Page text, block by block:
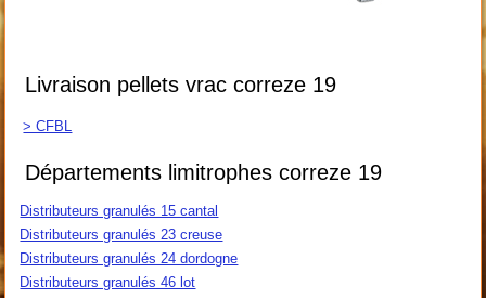
Livraison pellets vrac correze 19
> CFBL
Départements limitrophes correze 19
Distributeurs granulés 15 cantal
Distributeurs granulés 23 creuse
Distributeurs granulés 24 dordogne
Distributeurs granulés 46 lot